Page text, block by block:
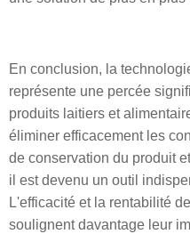
En conclusion, la
représente une percée
produits laitiers et
éliminer efficacement les
de conservation du produit
il est devenu un outil
L'efficacité et la rentabilité
soulignent davantage leur